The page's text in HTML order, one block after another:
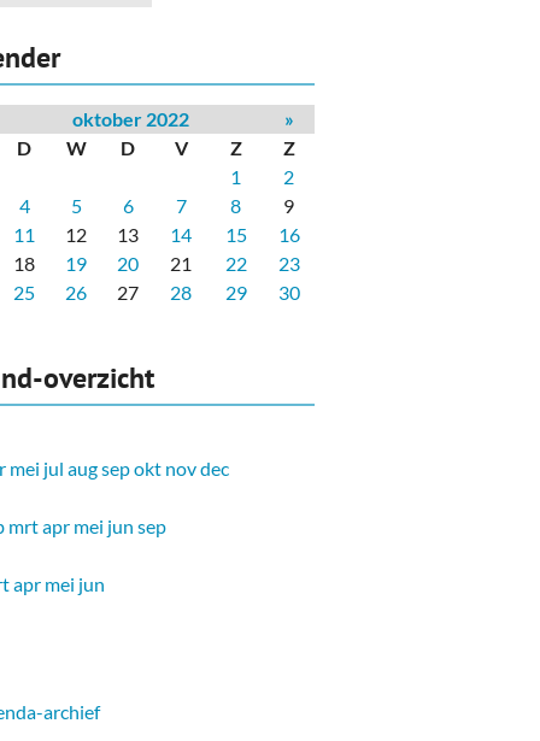
oktober 2022
»
D
W D V Z
Z
1
2
4
5 6 7 8
9
11
12 13 14 15
16
18
19 20 21 22
23
25
26 27 28 29 30
overzicht
mei jul augsepokt novdec
mrtapr mei jun sep
apr mei jun
archief